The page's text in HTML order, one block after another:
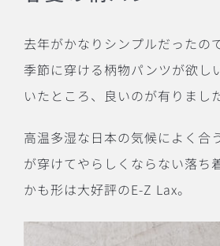
去年がかなりシンプルだったの
季節に穿ける柄物パンツが欲し
いたところ、良いのが有りまし
高温多湿な日本の気候によく合
が穿けてやらしくならない落ち
かも形は大好評のE-Z Lax。